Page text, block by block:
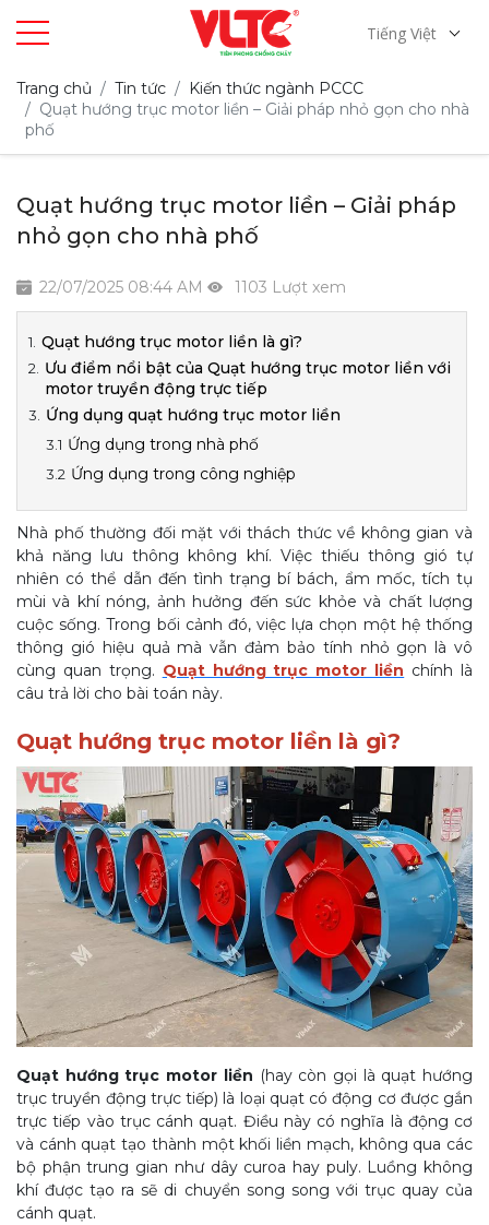
Tiếng Việt
Trang chủ Tin tức
Kiến thức ngành PCCC
Quạt hướng trục motor liền – Giải pháp nhỏ gọn cho nhà
phố
Quạt hướng trục motor liền – Giải pháp
nhỏ gọn cho nhà phố
22/07/2025 08:44 AM 1103 Lượt xem
Quạt hướng trục motor liền là gì?
Ưu điểm nổi bật của Quạt hướng trục motor liền với
motor truyền động trực tiếp
Ứng dụng quạt hướng trục motor liền
Ứng dụng trong nhà phố
Ứng dụng trong công nghiệp
Nhà phố thường đối mặt với thách thức về không gian và
khả năng lưu thông không khí. Việc thiếu thông gió tự
nhiên có thể dẫn đến tình trạng bí bách, ẩm mốc, tích tụ
mùi và khí nóng, ảnh hưởng đến sức khỏe và chất lượng
cuộc sống. Trong bối cảnh đó, việc lựa chọn một hệ thống
thông gió hiệu quả mà vẫn đảm bảo tính nhỏ gọn là vô
cùng quan trọng. Quạt hướng trục motor liền chính là
câu trả lời cho bài toán này.
Quạt hướng trục motor liền là gì?
Quạt hướng trục motor liền (hay còn gọi là quạt hướng
trục truyền động trực tiếp) là loại quạt có động cơ được gắn
trực tiếp vào trục cánh quạt. Điều này có nghĩa là động cơ
và cánh quạt tạo thành một khối liền mạch, không qua các
bộ phận trung gian như dây curoa hay puly. Luồng không
khí được tạo ra sẽ di chuyển song song với trục quay của
cánh quạt.